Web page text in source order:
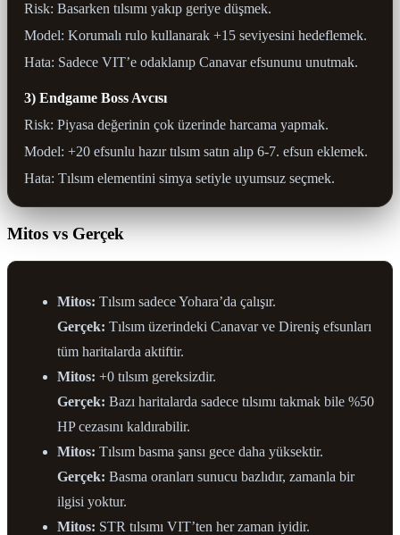
Risk: Basarken tılsımı yakıp geriye düşmek.
Model: Korumalı rulo kullanarak +15 seviyesini hedeflemek.
Hata: Sadece VIT’e odaklanıp Canavar efsununu unutmak.
3) Endgame Boss Avcısı
Risk: Piyasa değerinin çok üzerinde harcama yapmak.
Model: +20 efsunlu hazır tılsım satın alıp 6-7. efsun eklemek.
Hata: Tılsım elementini simya setiyle uyumsuz seçmek.
Mitos vs Gerçek
Mitos: Tılsım sadece Yohara’da çalışır.
Gerçek: Tılsım üzerindeki Canavar ve Direniş efsunları
tüm haritalarda aktiftir.
Mitos: +0 tılsım gereksizdir.
Gerçek: Bazı haritalarda sadece tılsımı takmak bile %50
HP cezasını kaldırabilir.
Mitos: Tılsım basma şansı gece daha yüksektir.
Gerçek: Basma oranları sunucu bazlıdır, zamanla bir
ilgisi yoktur.
Mitos: STR tılsımı VIT’ten her zaman iyidir.